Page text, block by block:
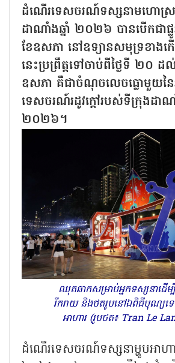
ដំណើរទេសចរណ៍ទស្សនាមហោស្រ
ដាណាំងឆ្នាំ ២០២៦ បានបើកជាផ្លូ
ខែឧសភា នៅឧទ្យានសមុទ្រខាង
នេះប្រព្រឹត្តទៅចាប់ពីថ្ងៃទី ២០ ដ
ឧសភា គឺជាចំណុចលេចធ្លោមួយនៃ
ទេសចរណ៍រដូវក្តៅរបស់ទីក្រុងដាណាំ
២០២៦។
ឈុតឆាកសម្រាប់អ្នកទស្សនាដើ
រីករាយ និងថតរូបនៅឯពិធីបុណ្យទ
អាហារ (រូបថត៖ Tran Le
ដំណើរទេសចរណ៍ទស្សនាម្ហូបអាហា